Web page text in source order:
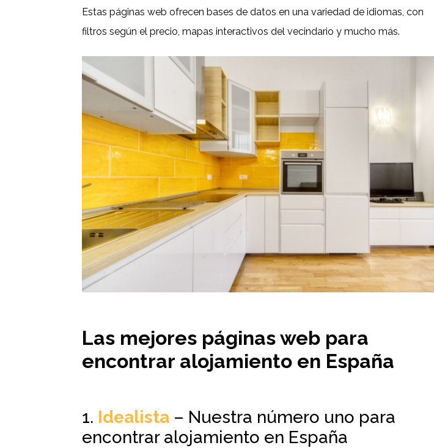
Estas páginas web ofrecen bases de datos en una variedad de idiomas, con
filtros según el precio, mapas interactivos del vecindario y mucho más.
Las mejores páginas web para
encontrar alojamiento en España
1. Idealista – Nuestra número uno para
encontrar alojamiento en España